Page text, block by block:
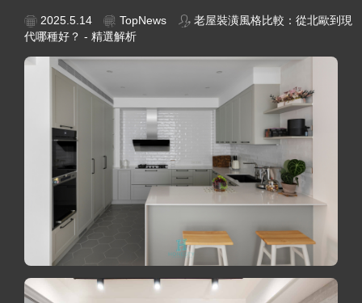
2025.5.14 TopNews
老屋裝潢風格比較：從北歐到現
代哪種好？ - 精選解析